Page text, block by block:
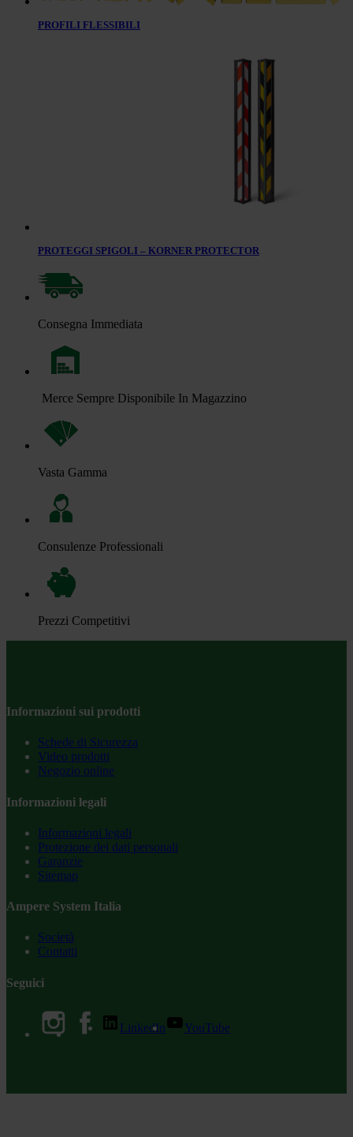
PROFILI FLESSIBILI
PROTEGGI SPIGOLI – KORNER PROTECTOR
Consegna Immediata
Merce Sempre Disponibile In Magazzino
Vasta Gamma
Consulenze Professionali
Prezzi Competitivi
Informazioni sui prodotti
Schede di Sicurezza
Video prodotti
Negozio online
Informazioni legali
Informazioni legali
Protezione dei dati personali
Garanzie
Sitemap
Ampere System Italia
Società
Contatti
Seguici
LinkedIn YouTube